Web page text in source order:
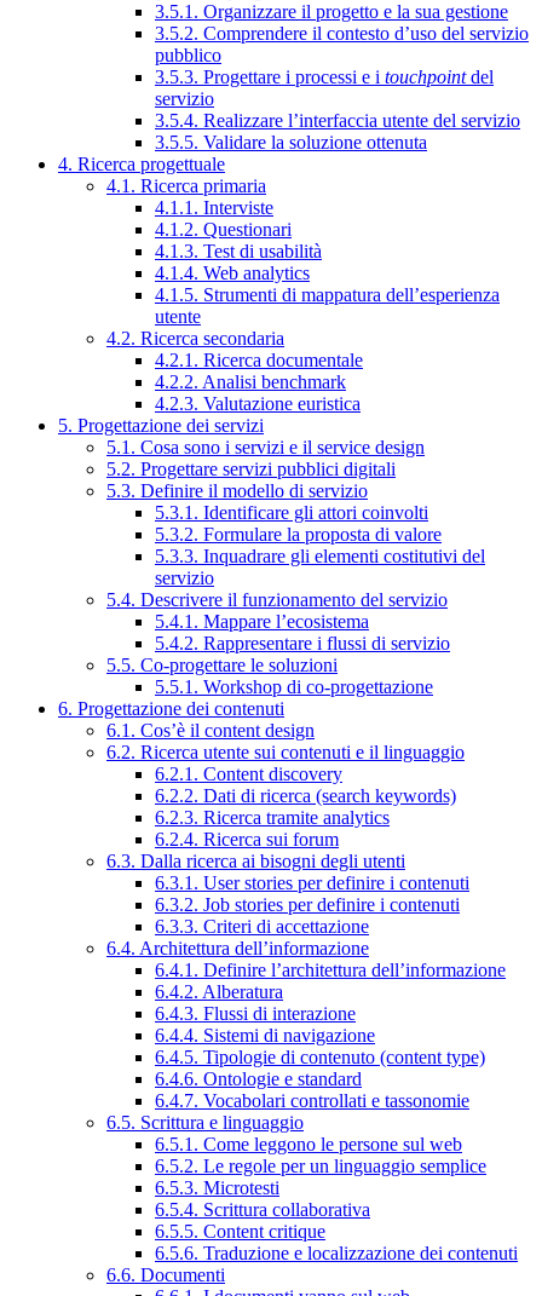
3.5.1. Organizzare il progetto e la sua gestione
3.5.2. Comprendere il contesto d’uso del servizio
pubblico
3.5.3. Progettare i processi e i touchpointdel
servizio
3.5.4. Realizzare l’interfaccia utente del servizio
3.5.5. Validare la soluzione ottenuta
4. Ricerca progettuale
4.1. Ricerca primaria
4.1.1. Interviste
4.1.2. Questionari
4.1.3. Test di usabilità
4.1.4. Web analytics
4.1.5. Strumenti di mappatura dell’esperienza
utente
4.2. Ricerca secondaria
4.2.1. Ricerca documentale
4.2.2. Analisi benchmark
4.2.3. Valutazione euristica
5. Progettazione dei servizi
5.1. Cosa sono i servizi e il service design
5.2. Progettare servizi pubblici digitali
5.3. Definire il modello di servizio
5.3.1. Identificare gli attori coinvolti
5.3.2. Formulare la proposta di valore
5.3.3. Inquadrare gli elementi costitutivi del
servizio
5.4. Descrivere il funzionamento del servizio
5.4.1. Mappare l’ecosistema
5.4.2. Rappresentare i flussi di servizio
5.5. Co-progettare le soluzioni
5.5.1. Workshop di co-progettazione
6. Progettazione dei contenuti
6.1. Cos’è il content design
6.2. Ricerca utente sui contenuti e il linguaggio
6.2.1. Content discovery
6.2.2. Dati di ricerca (search keywords)
6.2.3. Ricerca tramite analytics
6.2.4. Ricerca sui forum
6.3. Dalla ricerca ai bisogni degli utenti
6.3.1. User stories per definire i contenuti
6.3.2. Job stories per definire i contenuti
6.3.3. Criteri di accettazione
6.4. Architettura dell’informazione
6.4.1. Definire l’architettura dell’informazione
6.4.2. Alberatura
6.4.3. Flussi di interazione
6.4.4. Sistemi di navigazione
6.4.5. Tipologie di contenuto (content type)
6.4.6. Ontologie e standard
6.4.7. Vocabolari controllati e tassonomie
6.5. Scrittura e linguaggio
6.5.1. Come leggono le persone sul web
6.5.2. Le regole per un linguaggio semplice
6.5.3. Microtesti
6.5.4. Scrittura collaborativa
6.5.5. Content critique
6.5.6. Traduzione e localizzazione dei contenuti
6.6. Documenti